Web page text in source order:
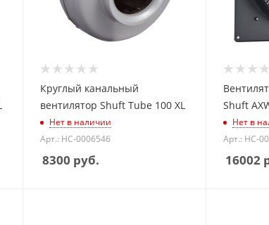
Круглый канальный
вентилятор Shuft Tube 100 XL
Нет в наличии
Арт.: НС-0006546
8300 руб.
Shuft
Нет в
Арт.: НС-
16002